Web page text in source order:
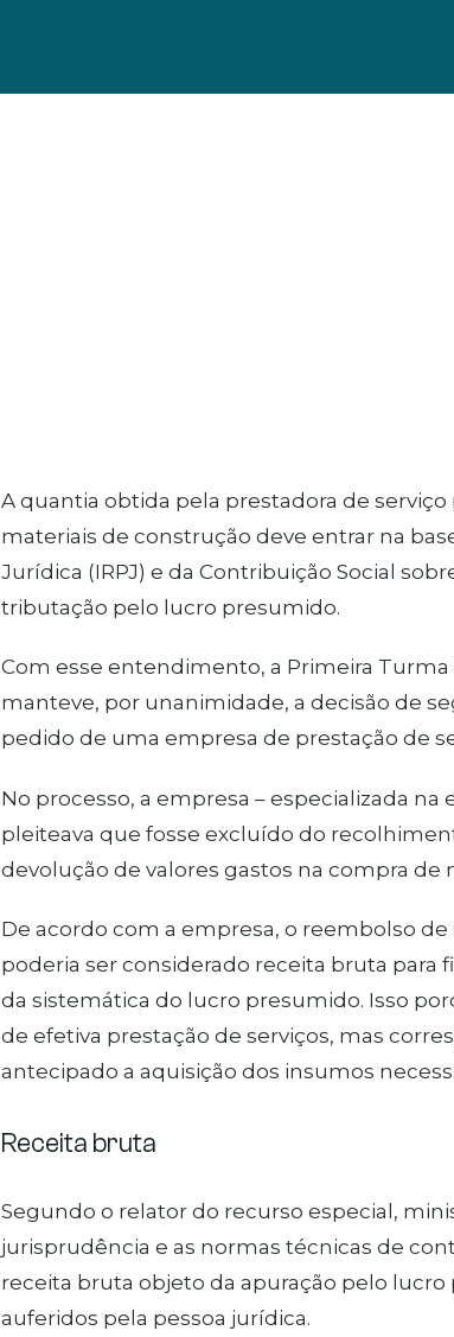
A quantia obtida pela prestadora de
materiais de construção deve entrar na
Jurídica (IRPJ) e da Contribuição Social
tributação pelo lucro presumido.
Com esse entendimento, a Primeira
manteve, por unanimidade, a decisão de
pedido de uma empresa de prestação de
No processo, a empresa – especializada
pleiteava que fosse excluído do
devolução de valores gastos na compra de
De acordo com a empresa, o reembolso
poderia ser considerado receita bruta para
da sistemática do lucro presumido. Isso
de efetiva prestação de serviços, mas
antecipado a aquisição dos insumos
Receita ​​bruta
Segundo o relator do recurso especial,
jurisprudência e as normas técnicas de
receita bruta objeto da apuração pelo
auferidos pela pessoa jurídica.